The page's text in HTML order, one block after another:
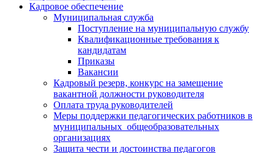
Кадровое обеспечение
Муниципальная служба
Поступление на муниципальную службу
Квалификационные требования к
кандидатам
Приказы
Вакансии
Кадровый резерв, конкурс на замещение
вакантной должности руководителя
Оплата труда руководителей
Меры поддержки педагогических работников в
муниципальных общеобразовательных
организациях
Защита чести и достоинства педагогов